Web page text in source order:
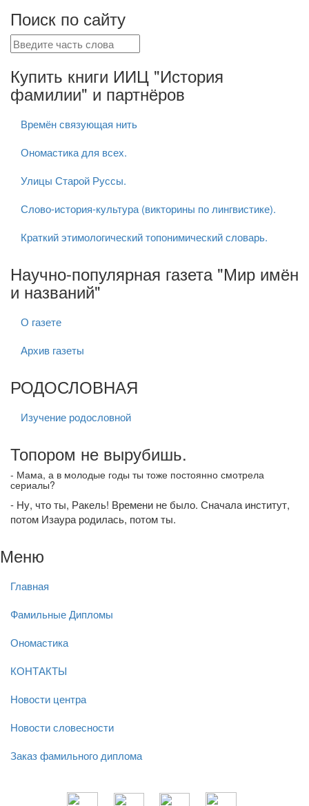
Поиск по сайту
Купить книги ИИЦ "История
фамилии" и партнёров
Времён связующая нить
Ономастика для всех.
Улицы Старой Руссы.
Слово-история-культура (викторины по лингвистике).
Краткий этимологический топонимический словарь.
Научно-популярная газета "Мир имён
и названий"
О газете
Архив газеты
РОДОСЛОВНАЯ
Изучение родословной
Топором не вырубишь.
- Мама, а в молодые годы ты тоже постоянно смотрела
сериалы?
- Ну, что ты, Ракель! Времени не было. Сначала институт,
потом Изаура родилась, потом ты.
Меню
Главная
Фамильные Дипломы
Ономастика
КОНТАКТЫ
Новости центра
Новости словесности
Заказ фамильного диплома